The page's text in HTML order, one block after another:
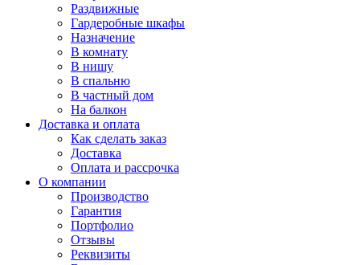
Раздвижные
Гардеробные шкафы
Назначение
В комнату
В нишу
В спальню
В частный дом
На балкон
Доставка и оплата
Как сделать заказ
Доставка
Оплата и рассрочка
О компании
Производство
Гарантия
Портфолио
Отзывы
Реквизиты